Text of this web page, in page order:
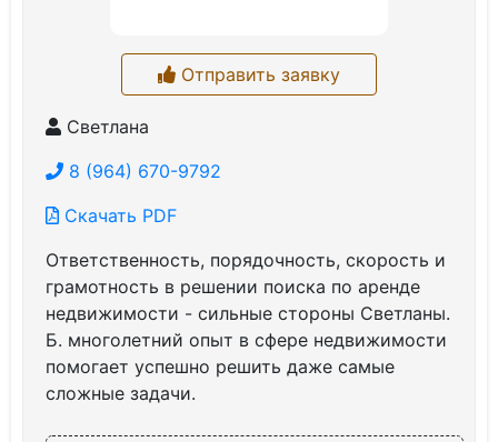
Отправить заявку
Светлана
8 (964) 670-9792
Скачать PDF
Ответственность, порядочность, скорость и
грамотность в решении поиска по аренде
недвижимости - сильные стороны Светланы.
Б. многолетний опыт в сфере недвижимости
помогает успешно решить даже самые
сложные задачи.